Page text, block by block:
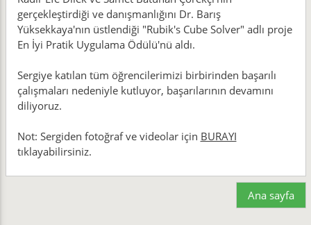
gerçekleştirdiği ve danışmanlığını Dr. Barış
Yüksekkaya'nın üstlendiği "Rubik's Cube Solver" adlı proje
En İyi Pratik Uygulama Ödülü'nü aldı.
Sergiye katılan tüm öğrencilerimizi birbirinden başarılı
çalışmaları nedeniyle kutluyor, başarılarının devamını
diliyoruz.
Not: Sergiden fotoğraf ve videolar için BURAYI
tıklayabilirsiniz.
Ana sayfa